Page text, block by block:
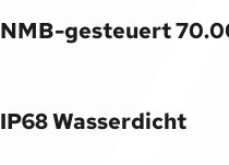
NMB-gesteuert
IP68 Wasserdicht